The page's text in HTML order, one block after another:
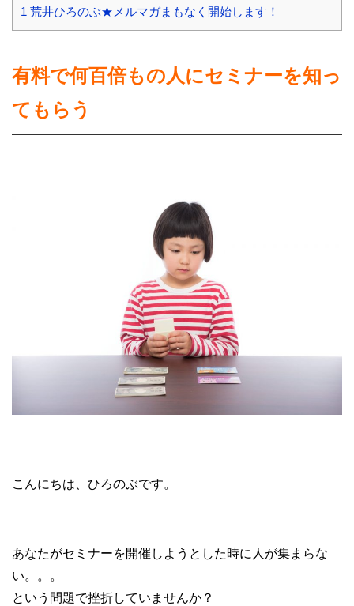
1 荒井ひろのぶ★メルマガまもなく開始します！
有料で何百倍もの人にセミナーを知っ
てもらう
こんにちは、ひろのぶです。
あなたがセミナーを開催しようとした時に人が集まらな
い。。。
という問題で挫折していませんか？